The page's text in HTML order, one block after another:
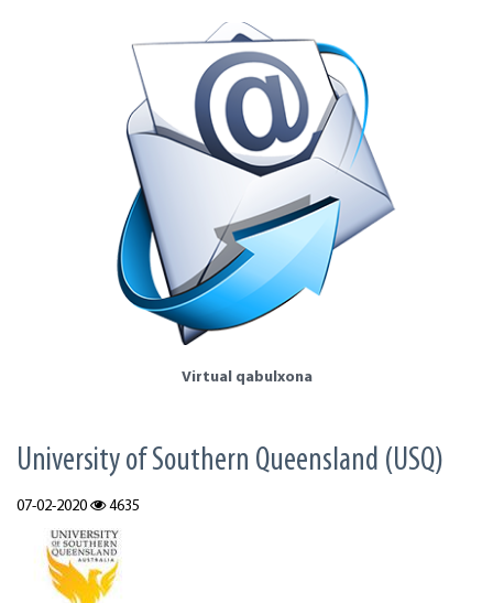
Virtual qabulxona
University of Southern Queensland (USQ)
07-02-2020 4635